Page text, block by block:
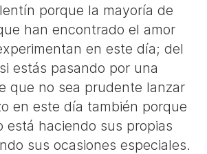
porque la mayoría de
han encontrado el amor
en este día; del
estás pasando por una
que no sea prudente lanzar
en este día también porque
está haciendo sus propias
sus ocasiones especiales.